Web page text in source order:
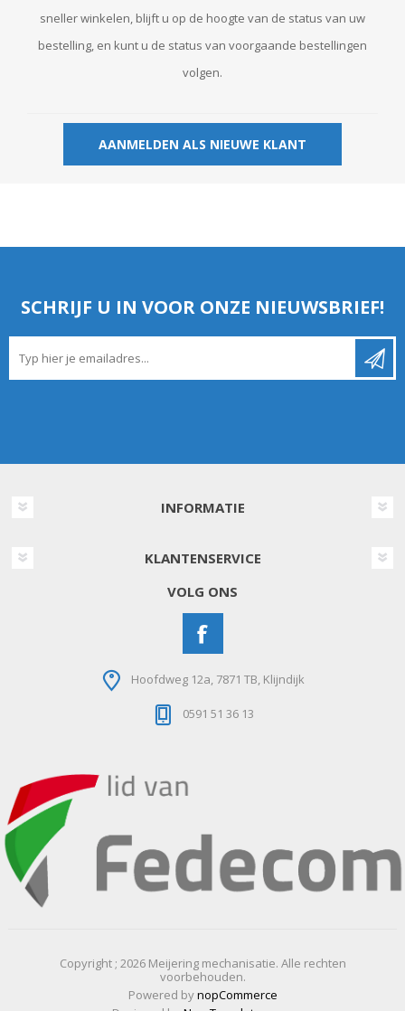
sneller winkelen, blijft u op de hoogte van de status van uw
bestelling, en kunt u de status van voorgaande bestellingen
volgen.
SCHRIJF U IN VOOR ONZE NIEUWSBRIEF!
INFORMATIE
KLANTENSERVICE
VOLG ONS
Hoofdweg 12a, 7871 TB, Klijndijk
0591 51 36 13
Copyright ; 2026 Meijering mechanisatie. Alle rechten
voorbehouden.
Powered bynopCommerce